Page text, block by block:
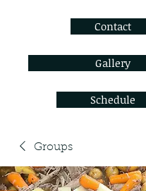
Contact
Gallery
Schedule
Groups